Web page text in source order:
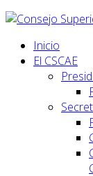
Inicio
El CSCAE